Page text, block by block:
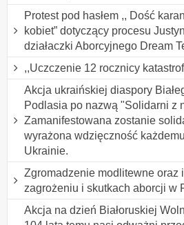
Protest pod hasłem ,, Dość
kobiet” dotyczący procesu
działaczki Aborcyjnego Dream
,,Uczczenie 12 rocznicy
Akcja ukraińskiej diaspory
Podlasia po nazwą "Solidarni z
Zamanifestowana zostanie
wyrażona wdzięczność
Ukrainie.
Zgromadzenie modlitewne oraz
zagrożeniu i skutkach aborcji w
Akcja na dzień Białoruskiej